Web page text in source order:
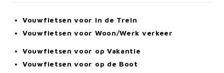
Vouwfietsen voor in de Trein
Vouwfietsen voor Woon/Werk verkeer
Vouwfietsen voor op Vakantie
Vouwfietsen voor op de Boot